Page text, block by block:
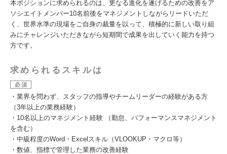
本ポジションに求められるのは、更なる進化を遂げるための改善をア
ソシエイトメンバー10名前後をマネジメントしながらリードいただ
く、世界水準の現場をご自身の裁量を以って、積極的に新しい取り組
みにチャレンジいただきながら短期間で成果を出していく能力を持つ
方です。
求められるスキルは
必須
・業界を問わず、スタッフの指導やチームリーダーの経験がある方
（3年以上の業務経験）
・10名以上のマネジメント経験 （勤怠、パフォーマンスマネジメント
を含む）
・中級程度のWord・Excelスキル（VLOOKUP・マクロ等）
・数値、指標で管理した業務の改善経験